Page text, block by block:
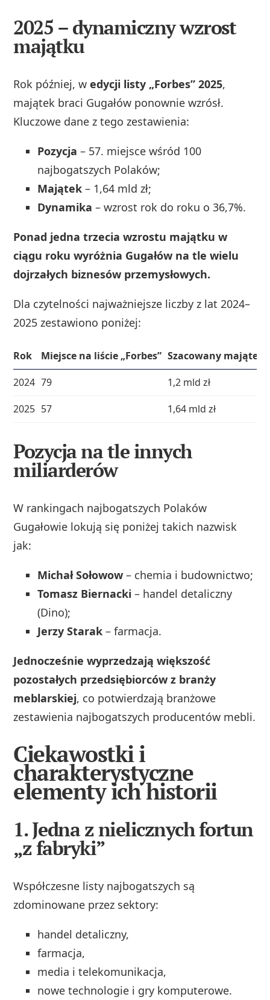
2025 – dynamiczny wzrost
majątku
Rok później, wedycji listy „Forbes” 2025,
majątek braci Gugałów ponownie wzrósł.
Kluczowe dane z tego zestawienia:
Pozycja – 57. miejsce wśród 100
najbogatszych Polaków;
Majątek – 1,64 mld zł;
Dynamika – wzrost rok do roku o 36,7%.
Ponad jedna trzecia wzrostu majątku w
ciągu roku wyróżnia Gugałów na tle wielu
dojrzałych biznesów przemysłowych.
Dla czytelności najważniejsze liczby z lat 2024–
2025 zestawiono poniżej:
Rok Miejsce na liście „Forbes” Szacowany majątek
2024 79
1,2 mld zł
2025 57 1,64 mld zł
Pozycja na tle innych
miliarderów
W rankingach najbogatszych Polaków
Gugałowie lokują się poniżej takich nazwisk
jak:
Michał Sołowow – chemia i budownictwo;
Tomasz Biernacki – handel detaliczny
(Dino);
Jerzy Starak – farmacja.
Jednocześnie wyprzedzają większość
pozostałych przedsiębiorców z branży
meblarskiej, co potwierdzają branżowe
zestawienia najbogatszych producentów mebli.
Ciekawostki i
charakterystyczne
elementy ich historii
1. Jedna z nielicznych fortun
„z fabryki”
Współczesne listy najbogatszych są
zdominowane przez sektory:
handel detaliczny,
farmacja,
media i telekomunikacja,
nowe technologie i gry komputerowe.